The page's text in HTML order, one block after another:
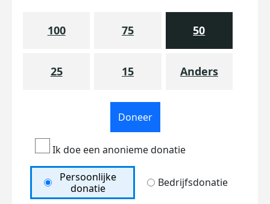
100 75 50
25 15 Anders
Doneer
Ik doe een anonieme donatie
Persoonlijke
donatie
Bedrijfsdonatie